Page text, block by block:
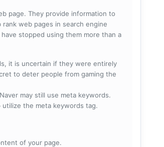
page. They provide information to
web pages in search engine
stopped using them more than a
it is uncertain if they were entirely
to deter people from gaming the
may still use meta keywords.
utilize the meta keywords tag.
of your page.